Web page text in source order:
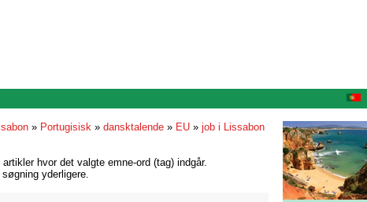
» Portugisisk » dansktalende » EU » job i Lissabon
hvor det valgte emne-ord (tag) indgår.
yderligere.